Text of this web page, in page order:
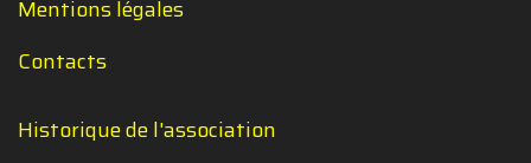
Mentions légales
Contacts
Historique de l'association